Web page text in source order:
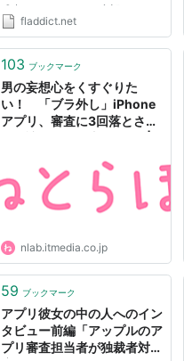
成中。 おもいっきり意訳なの
で、間違いの指摘や突っ込みはコ
す。 ＜このリストは、2010年9
なので、...
fladdict.net
103 ブックマーク
男の妄想心をくすぐりた
い！ 「ブラ外し」iPhone
アプリ、審査に3回落とされ
nlab.itmedia.co.jp
59 ブックマーク
アプリ彼女の中の人へのイン
タビュー前編「アップルのア
プリ審査担当者が独裁者対